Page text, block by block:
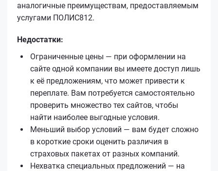
аналогичные преимуществам, предоставляемым
услугами ПОЛИС812.
Недостатки:
Ограниченные цены — при оформлении на
сайте одной компании вы имеете доступ лишь
к её предложениям, что может привести к
переплате. Вам потребуется самостоятельно
проверить множество тех сайтов, чтобы
найти наиболее выгодные условия.
Меньший выбор условий — вам будет сложно
в короткие сроки оценить различия в
страховых пакетах от разных компаний.
Нехватка специальных предложений — на